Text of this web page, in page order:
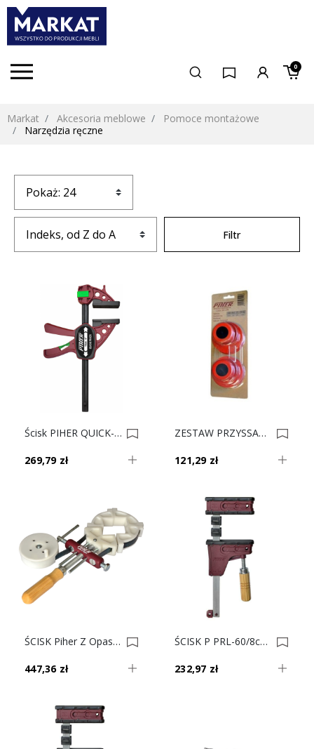
0
Markat Akcesoria meblowe
Pomoce montażowe
Narzędzia ręczne
Filtr
Ścisk PIHER QUICK-EXTRA 125 Cm P52625 0023182
269,79 zł
ZESTAW PRZYSSAWEK (2szt) UDZWIG 10kg P30129 0023180
121,29 zł
ŚCISK Piher Z Opaską Stalową Czworokąt 2.5x500cm 0023177
447,36 zł
ŚCISK P PRL-60/8cm P02660 0023176
232,97 zł